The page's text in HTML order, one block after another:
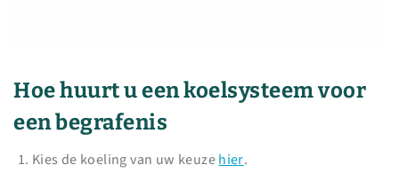
Hoe huurt u een koelsysteem voor
een begrafenis
Kies de koeling van uw keuzehier.